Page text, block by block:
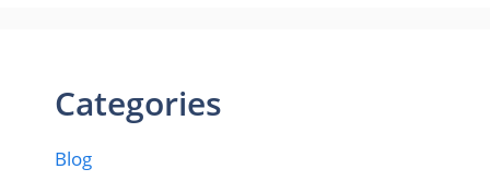
Categories
Blog